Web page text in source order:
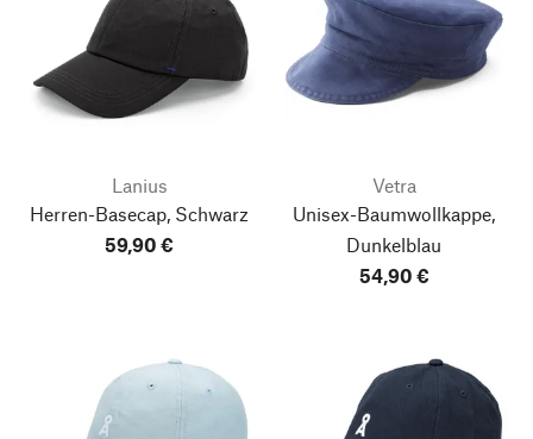
Lanius
Herren-Basecap, Schwarz
59,90 €
Vetra
Unisex-Baumwollkappe,
Dunkelblau
54,90 €